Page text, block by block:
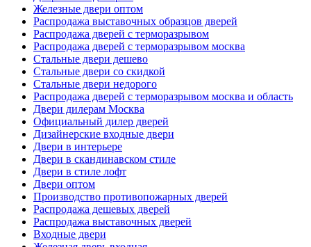
Железные двери оптом
Распродажа выставочных образцов дверей
Распродажа дверей с терморазрывом
Распродажа дверей с терморазрывом москва
Стальные двери дешево
Стальные двери со скидкой
Стальные двери недорого
Распродажа дверей с терморазрывом москва и область
Двери дилерам Москва
Официальный дилер дверей
Дизайнерские входные двери
Двери в интерьере
Двери в скандинавском стиле
Двери в стиле лофт
Двери оптом
Производство противопожарных дверей
Распродажа дешевых дверей
Распродажа выставочных дверей
Входные двери